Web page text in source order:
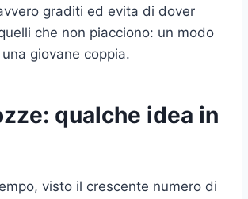
graditi ed evita di dover
che non piacciono: un modo
giovane coppia.
qualche idea in
visto il crescente numero di